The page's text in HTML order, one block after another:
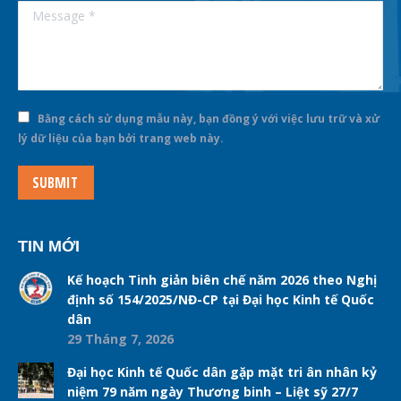
Message *
Bằng cách sử dụng mẫu này, bạn đồng ý với việc lưu trữ và xử
lý dữ liệu của bạn bởi trang web này.
SUBMIT
TIN MỚI
Kế hoạch Tinh giản biên chế năm 2026 theo Nghị
định số 154/2025/NĐ-CP tại Đại học Kinh tế Quốc
dân
29 Tháng 7, 2026
Đại học Kinh tế Quốc dân gặp mặt tri ân nhân kỷ
niệm 79 năm ngày Thương binh – Liệt sỹ 27/7